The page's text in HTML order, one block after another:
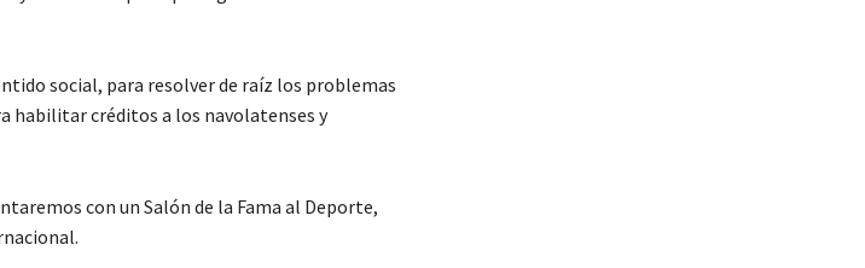
social, para resolver de raíz los problemas
habilitar créditos a los navolatenses y
con un Salón de la Fama al Deporte,